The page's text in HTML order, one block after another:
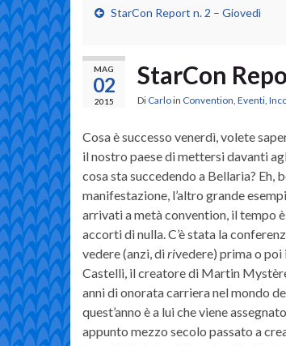
StarCon Report n. 2 – Giovedì
MAG
02
2015
StarCon
Di Carloin Convention, Eventi,
Cosa è successo venerdì, volete
il nostro paese di mettersi davanti
cosa sta succedendo a Bellaria? Eh,
manifestazione, l’altro grande
arrivati a metà convention, il tempo
accorti di nulla. C’è stata la
vedere (anzi, dirivedere) prima o poi
Castelli, il creatore di Martin
anni di onorata carriera nel mondo
quest’anno è a lui che viene
appunto mezzo secolo passato a